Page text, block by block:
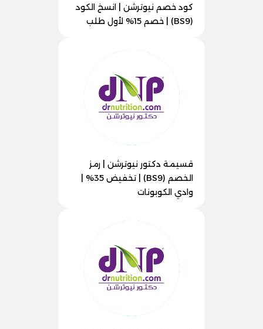
كود خصم نيوترشن | انسخ الكود
(BS9) | خصم 15% لأول طلب
قسيمة دكتور نيوترشن | رمز
الخصم (BS9) | تخفيض 35% |
وادي الكوبونات